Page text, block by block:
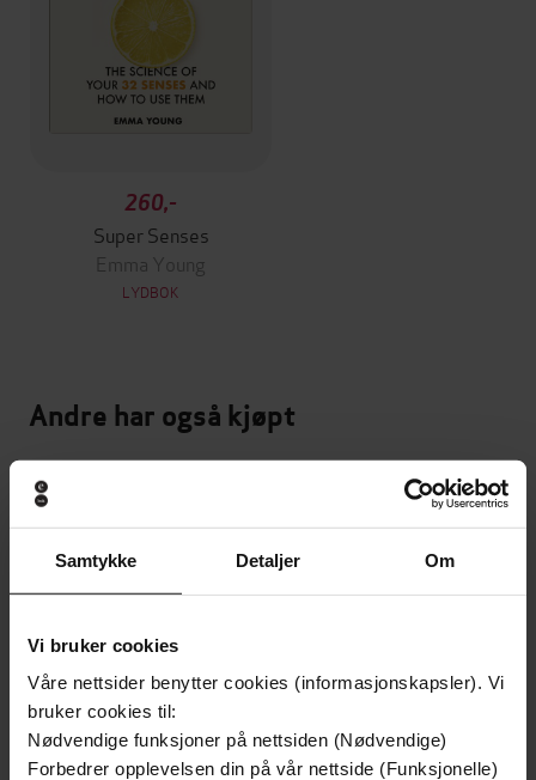
Samtykke Detaljer Om
Vi bruker cookies
Våre nettsider benytter cookies (informasjonskapsler). Vi
bruker cookies til:
Nødvendige funksjoner på nettsiden (Nødvendige)
Forbedrer opplevelsen din på vår nettside (Funksjonelle)
260,-
Super Senses
Emma Young
LYDBOK
Andre har også kjøpt
Premium
Første gang på tilbud